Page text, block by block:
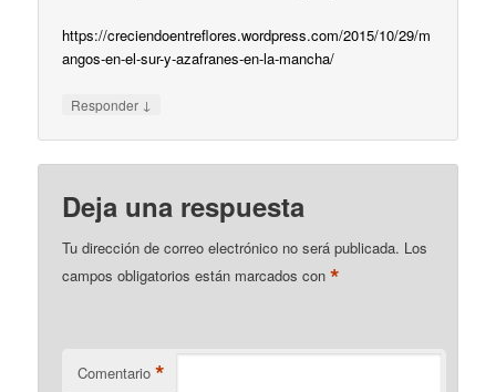
https://creciendoentreflores.wordpress.com/2015/10/29/m
angos-en-el-sur-y-azafranes-en-la-mancha/
Responder ↓
Deja una respuesta
Tu dirección de correo electrónico no será publicada. Los
campos obligatorios están marcados con*
Comentario *